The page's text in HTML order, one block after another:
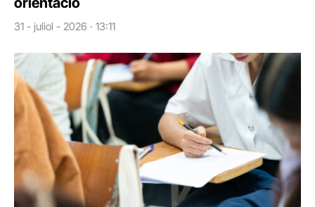
31 - juliol - 2026 · 13:11